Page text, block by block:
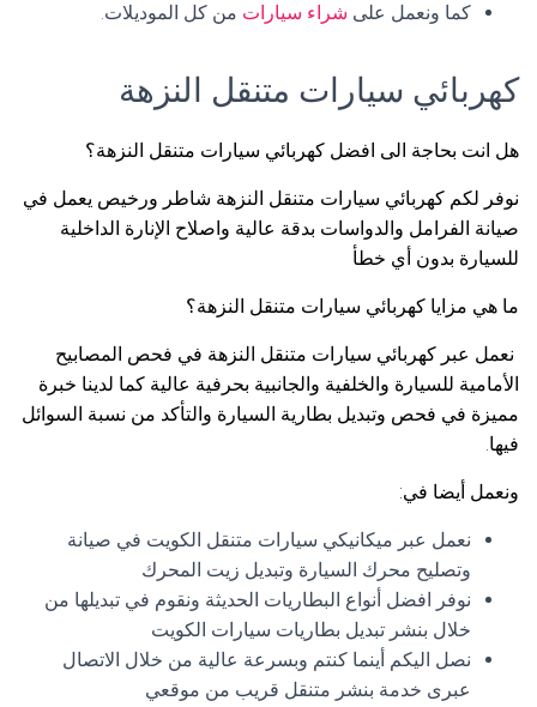
كما ونعمل على شراء سيارات من كل الموديلات.
كهربائي سيارات متنقل النزهة
هل انت بحاجة الى افضل كهربائي سيارات متنقل النزهة؟
نوفر لكم كهربائي سيارات متنقل النزهة شاطر ورخيص يعمل في
صيانة الفرامل والدواسات بدقة عالية واصلاح الإنارة الداخلية
للسيارة بدون أي خطأ
ما هي مزايا كهربائي سيارات متنقل النزهة؟
نعمل عبر كهربائي سيارات متنقل النزهة في فحص المصابيح
الأمامية للسيارة والخلفية والجانبية بحرفية عالية كما لدينا خبرة
مميزة في فحص وتبديل بطارية السيارة والتأكد من نسبة السوائل
فيها.
ونعمل أيضا في:
نعمل عبر ميكانيكي سيارات متنقل الكويت في صيانة
وتصليح محرك السيارة وتبديل زيت المحرك
نوفر افضل أنواع البطاريات الحديثة ونقوم في تبديلها من
خلال بنشر تبديل بطاريات سيارات الكويت
نصل اليكم أينما كنتم وبسرعة عالية من خلال الاتصال
عبرى خدمة بنشر متنقل قريب من موقعي